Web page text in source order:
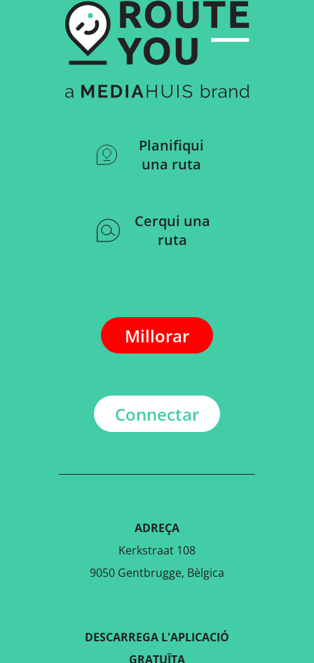
Planifiqui
una ruta
Cerqui una
ruta
Millorar
Connectar
ADREÇA
Kerkstraat 108
9050 Gentbrugge, Bèlgica
DESCARREGA L'APLICACIÓ
GRATUÏTA